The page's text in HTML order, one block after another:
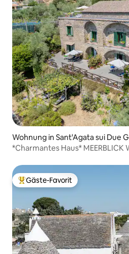
Wohnung in Sant'Agata sui Due
*Charmantes Haus* MEERBLICK
Beliebter Gäste-Favorit.
Gäste-Favorit